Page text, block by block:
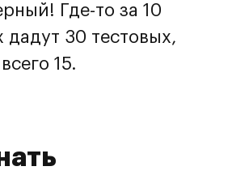
Где-то за 10
дадут 30 тестовых,
15.